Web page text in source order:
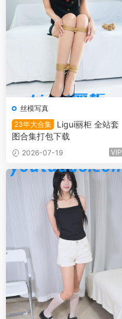
丝模写真
23年大合集
Ligui丽柜 全站套
图合集打包下载
2026-07-19 VIP